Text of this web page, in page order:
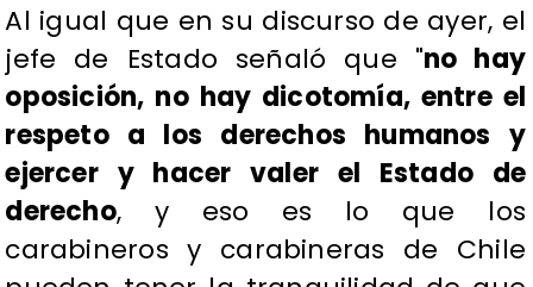
Al igual que en su discurso de ayer, el
jefe de Estado señaló que "no hay
oposición, no hay dicotomía, entre el
respeto a los derechos humanos y
ejercer y hacer valer el Estado de
derecho, y eso es lo que los
carabineros y carabineras de Chile